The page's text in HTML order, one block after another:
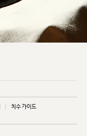
치수 가이드